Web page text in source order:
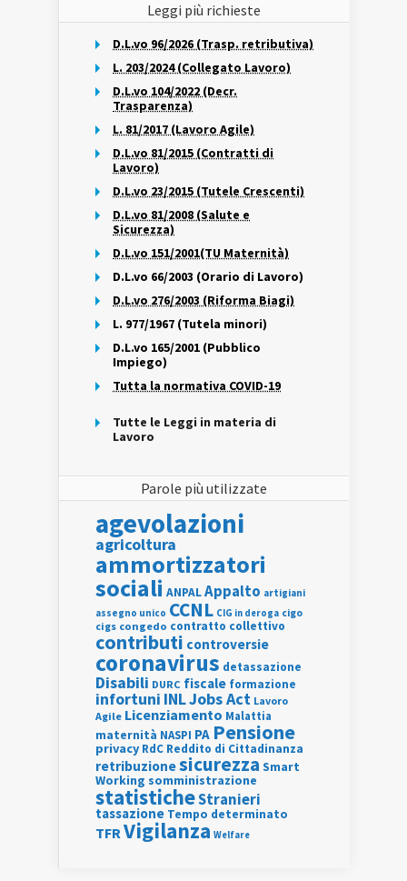
Leggi più richieste
D.L.vo 96/2026 (Trasp. retributiva)
L. 203/2024 (Collegato Lavoro)
D.L.vo 104/2022 (Decr.
Trasparenza)
L. 81/2017 (Lavoro Agile)
D.L.vo 81/2015 (Contratti di
Lavoro)
D.L.vo 23/2015 (Tutele Crescenti)
D.L.vo 81/2008 (Salute e
Sicurezza)
D.L.vo 151/2001(TU Maternità)
D.L.vo 66/2003 (Orario di Lavoro)
D.L.vo 276/2003 (Riforma Biagi)
L. 977/1967 (Tutela minori)
D.L.vo 165/2001 (Pubblico
Impiego)
Tutta la normativa COVID-19
Tutte le Leggi in materia di
Lavoro
Parole più utilizzate
agevolazioni
agricoltura
ammortizzatori
sociali ANPALAppalto artigiani
assegno unico CCNL CIG in deroga cigo
cigs congedo contratto collettivo
contributi controversie
coronavirus detassazione
Disabili DURC fiscale formazione
infortuni INLJobs Act Lavoro
Agile Licenziamento Malattia
maternità NASPI PA Pensione
privacy RdC Reddito di Cittadinanza
retribuzionesicurezza Smart
Working somministrazione
statisticheStranieri
tassazione Tempo determinato
TFRVigilanza Welfare